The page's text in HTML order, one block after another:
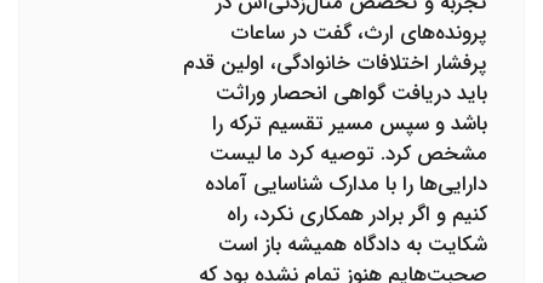
پرونده‌های ارث، گفت در ساعات
پرفشار اختلافات خانوادگی، اولین قدم
باید دریافت گواهی انحصار وراثت
باشد و سپس مسیر تقسیم ترکه را
مشخص کرد. توصیه کرد ما لیست
دارایی‌ها را با مدارک شناسایی آماده
کنیم و اگر برادر همکاری نکرد، راه
شکایت به دادگاه همیشه باز است
صحبت‌هایم هنوز تمام نشده بود که